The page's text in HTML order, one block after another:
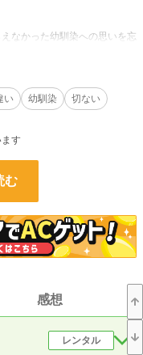
なかった幼馴染への思いを忘
ていた。そんな凪沙の前に五
いた気持ちを忘れたかったの
いただきました。応援あり
い 幼馴染
切ない
す
む
感想
レンタル